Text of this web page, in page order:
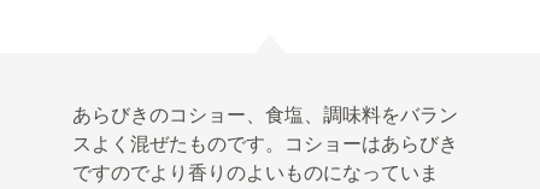
あらびきのコショー、食塩、調味料をバラン
スよく混ぜたものです。コショーはあらびき
ですのでより香りのよいものになっていま